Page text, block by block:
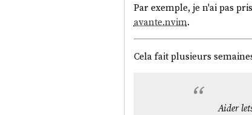
Par exemple, je n'ai pas
avante.nvim.
Cela fait plusieurs
Aider